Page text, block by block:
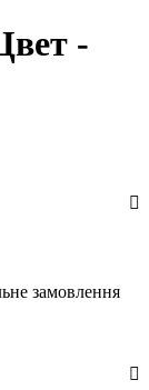
-
замовлення